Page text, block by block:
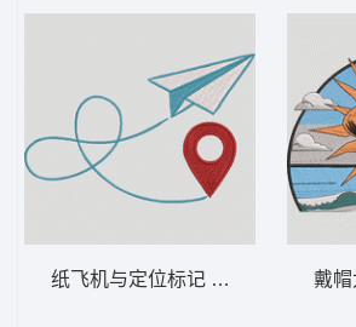
纸飞机与定位标记 纸飞机和别针 –
戴